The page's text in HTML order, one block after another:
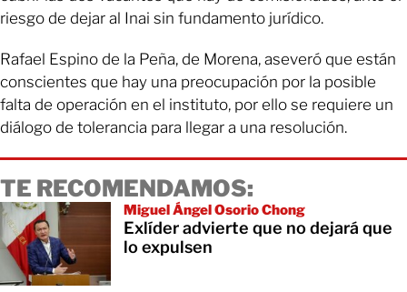
riesgo de dejar al Inai sin fundamento jurídico.
Rafael Espino de la Peña, de Morena, aseveró que están
conscientes que hay una preocupación por la posible
falta de operación en el instituto, por ello se requiere un
diálogo de tolerancia para llegar a una resolución.
TE RECOMENDAMOS:
Miguel Ángel Osorio Chong
Exlíder advierte que no dejará que
lo expulsen